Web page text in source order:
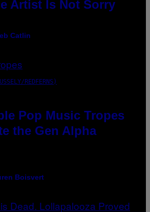
Artist Is Not Sorry
Catlin
REDFERNS)
Pop Music Tropes
the Gen Alpha
Boisvert